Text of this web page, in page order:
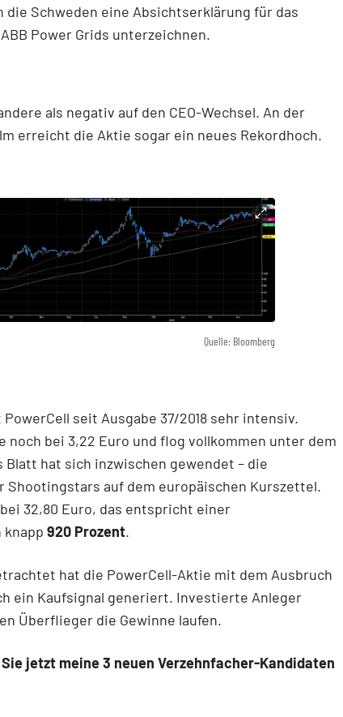
die Schweden eine Absichtserklärung für das
Power Grids unterzeichnen.
als negativ auf den CEO-Wechsel. An der
erreicht die Aktie sogar ein neues Rekordhoch.
Quelle: Bloomberg
PowerCell seit Ausgabe 37/2018 sehr intensiv.
noch bei 3,22 Euro und flog vollkommen unter dem
Blatt hat sich inzwischen gewendet – die
Shootingstars auf dem europäischen Kurszettel.
32,80 Euro, das entspricht einer
knapp 920 Prozent.
hat die PowerCell-Aktie mit dem Ausbruch
ein Kaufsignal generiert. Investierte Anleger
Überflieger die Gewinne laufen.
jetzt meine 3 neuen Verzehnfacher-Kandidaten